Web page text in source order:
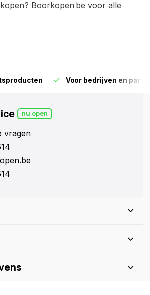
Boorkopen.be voor alle
Voor bedrijven en
nu open
vragen